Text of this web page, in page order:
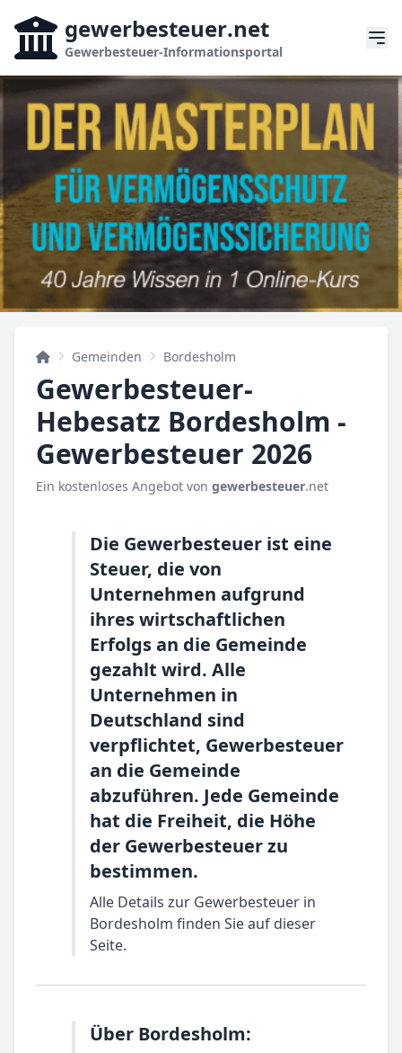
gewerbesteuer.net
Gewerbesteuer-Informationsportal
Gemeinden Bordesholm
Gewerbesteuer-
Hebesatz Bordesholm -
Gewerbesteuer 2026
Ein kostenloses Angebot von gewerbesteuer.net
Die Gewerbesteuer ist eine
Steuer, die von
Unternehmen aufgrund
ihres wirtschaftlichen
Erfolgs an die Gemeinde
gezahlt wird. Alle
Unternehmen in
Deutschland sind
verpflichtet, Gewerbesteuer
an die Gemeinde
abzuführen. Jede Gemeinde
hat die Freiheit, die Höhe
der Gewerbesteuer zu
bestimmen.
Alle Details zur Gewerbesteuer in
Bordesholm finden Sie auf dieser
Seite.
Über Bordesholm: